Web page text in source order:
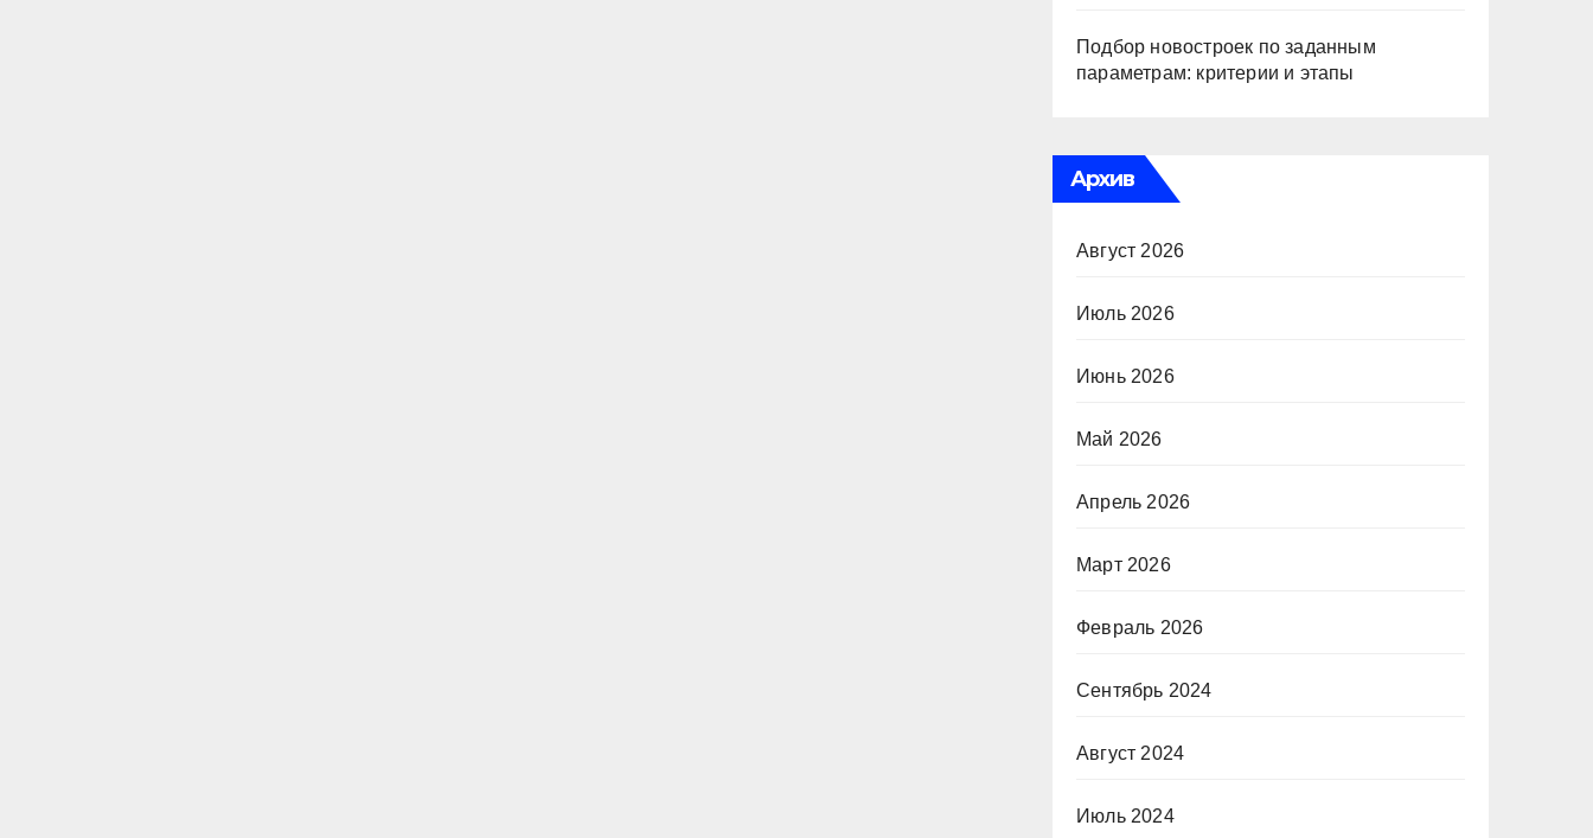
Подбор новостроек по заданным
параметрам: критерии и этапы
Архив
Август 2026
Июль 2026
Июнь 2026
Май 2026
Апрель 2026
Март 2026
Февраль 2026
Сентябрь 2024
Август 2024
Июль 2024